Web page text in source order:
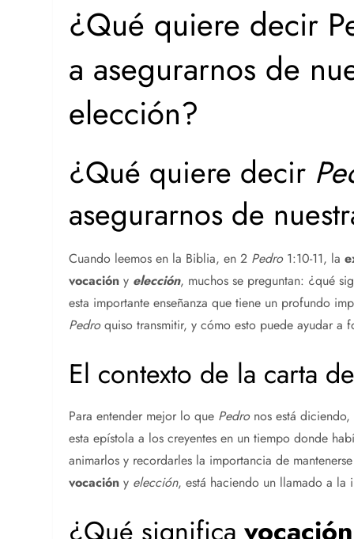
¿Qué quiere decir
a asegurarnos de
elección?
¿Qué quiere decir
asegurarnos de
Cuando leemos en la Biblia, en 2 Pedro1:10-11, la
vocación y elección, muchos se preguntan: ¿qué
esta importante enseñanza que tiene un profundo
Pedroquiso transmitir, y cómo esto puede ayudar a
El contexto de la carta
Para entender mejor lo que Pedronos está
esta epístola a los creyentes en un tiempo donde
animarlos y recordarles la importancia de
vocación y elección, está haciendo un llamado a